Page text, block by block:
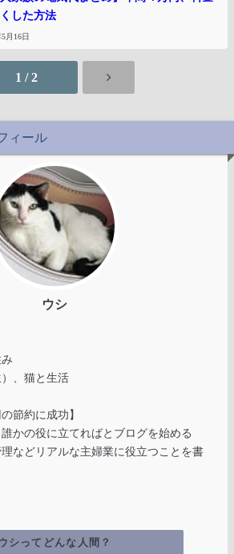
した方法
月16日
1 / 2
ィール
ウシ
、猫と生活
節約に成功】
かの役に立てればとブログを始める
などリアルな主婦業に役立つことを書
シってどんな人間？